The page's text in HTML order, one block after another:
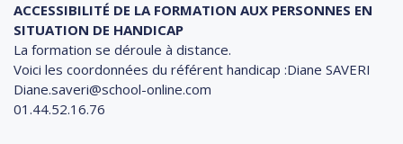
ACCESSIBILITÉ DE LA FORMATION AUX PERSONNES EN
SITUATION DE HANDICAP
La formation se déroule à distance.
Voici les coordonnées du référent handicap :Diane SAVERI
Diane.saveri@school-online.com
01.44.52.16.76